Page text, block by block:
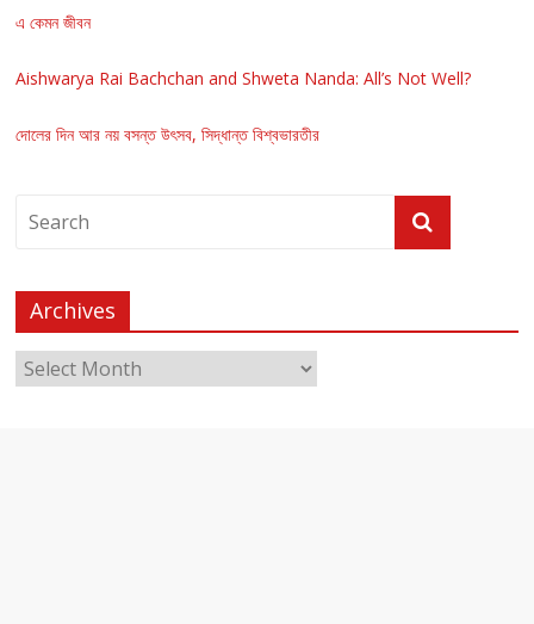
এ কেমন জীবন
Aishwarya Rai Bachchan and Shweta Nanda: All’s Not Well?
দোলের দিন আর নয় বসন্ত উৎসব, সিদ্ধান্ত বিশ্বভারতীর
Archives